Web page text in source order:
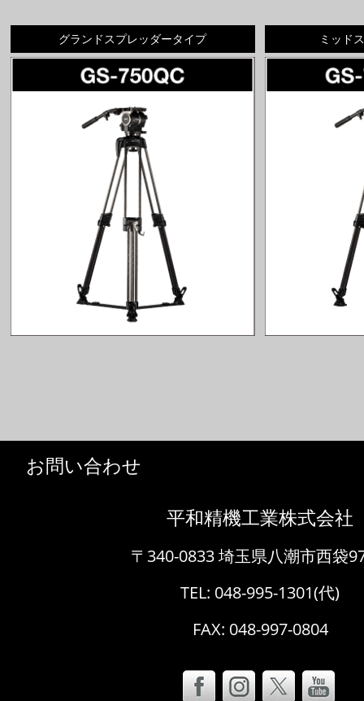
グランドスプレッダータイプ ミッド
お問い合わせ
平和精機工業株式会社
〒340-0833 埼玉県八潮市西袋
TEL: 048-995-1301(代)
FAX: 048-997-0804